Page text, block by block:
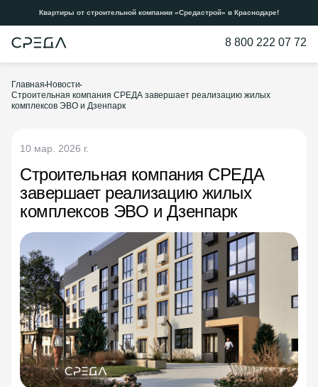
Квартиры от строительной компании «Средастрой» в Краснодаре!
8 800 222 07 72
Главная Новости
Строительная компания СРЕДА завершает реализацию жилых
комплексов ЭВО и Дзенпарк
10 мар. 2026 г.
Строительная компания СРЕДА
завершает реализацию жилых
комплексов ЭВО и Дзенпарк